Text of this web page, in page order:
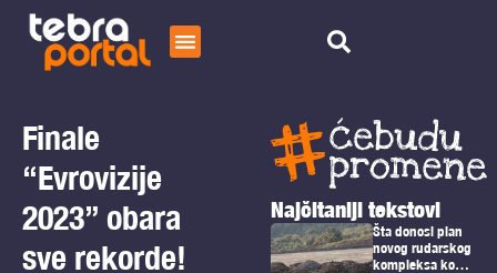
Finale
“Evrovizije
2023” obara
sve rekorde!
Najčitaniji tekstovi
Šta donosi plan
novog rudarskog
kompleksa kod